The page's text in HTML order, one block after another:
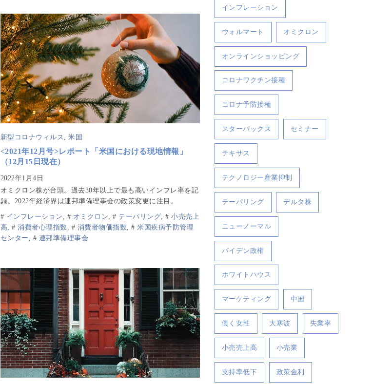
新型コロナウィルス ,米国
<2021年12月号>レポート「米国における現地情報」
（12月15日現在）
オミクロン株が台頭。過去30年以上で最も高いインフレ率を記
録。2022年経済界は連邦準備理事会の政策変更に注目。
# インフレーション , # オミクロン, # テーパリング, #小売売上
高, #消費者心理指数 , # 消費者物価指数, #米国疾病予防管理
センター , # 連邦準備理事会
インフレーション
ウォルマート オミクロン
オンラインショッピング
コロナワクチン接種
コロナ予防接種
スターバックス セミナー
テキサス
テクノロジー産業抑制
テーパリング デルタ株
ニューノーマル
バイデン政権
ホワイトハウス
マーケティング 中国
働く女性 大寒波 失業率
小売売上高 小売業
支持率低下 政策金利